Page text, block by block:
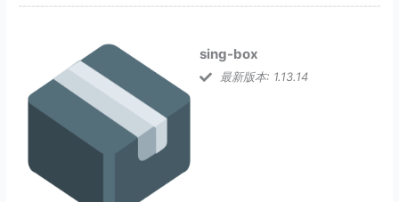
sing-box
最新版本: 1.13.14